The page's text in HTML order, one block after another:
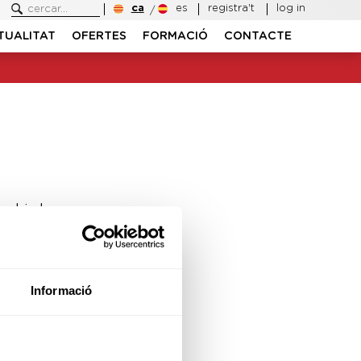
Informació
ca es registra't log in
OFERTES FORMACIÓ CONTACTE